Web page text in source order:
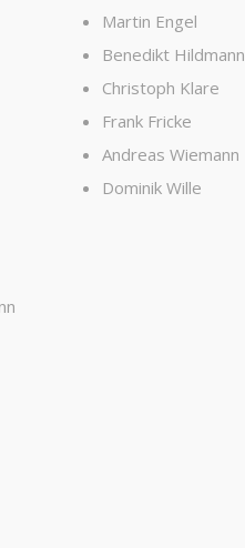
Martin Engel
Benedikt Hildmann
Christoph Klare
Frank Fricke
Andreas Wiemann
Dominik Wille